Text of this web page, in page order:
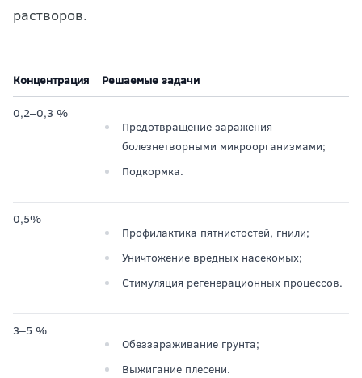
растворов.
Концентрация Решаемые задачи
0,2‒0,3 %
Предотвращение заражения
болезнетворными микроорганизмами;
Подкормка.
0,5%
Профилактика пятнистостей, гнили;
Уничтожение вредных насекомых;
Стимуляция регенерационных процессов.
3‒5 %
Обеззараживание грунта;
Выжигание плесени.